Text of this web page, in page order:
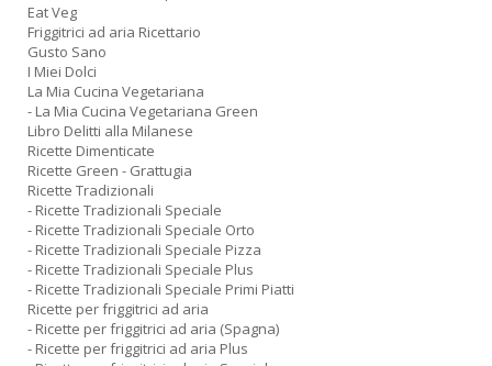
Eat Veg
Friggitrici ad aria Ricettario
Gusto Sano
I Miei Dolci
La Mia Cucina Vegetariana
- La Mia Cucina Vegetariana Green
Libro Delitti alla Milanese
Ricette Dimenticate
Ricette Green - Grattugia
Ricette Tradizionali
- Ricette Tradizionali Speciale
- Ricette Tradizionali Speciale Orto
- Ricette Tradizionali Speciale Pizza
- Ricette Tradizionali Speciale Plus
- Ricette Tradizionali Speciale Primi Piatti
Ricette per friggitrici ad aria
- Ricette per friggitrici ad aria (Spagna)
- Ricette per friggitrici ad aria Plus